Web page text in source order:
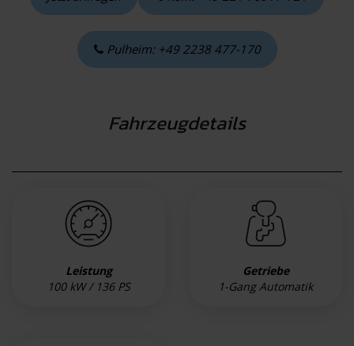
Pulheim: +49 2238 477-170
Fahrzeugdetails
Leistung
100 kW / 136 PS
Getriebe
1-Gang Automatik